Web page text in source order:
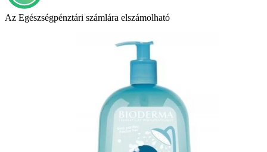
Az Egészségpénztári számlára elszámolható